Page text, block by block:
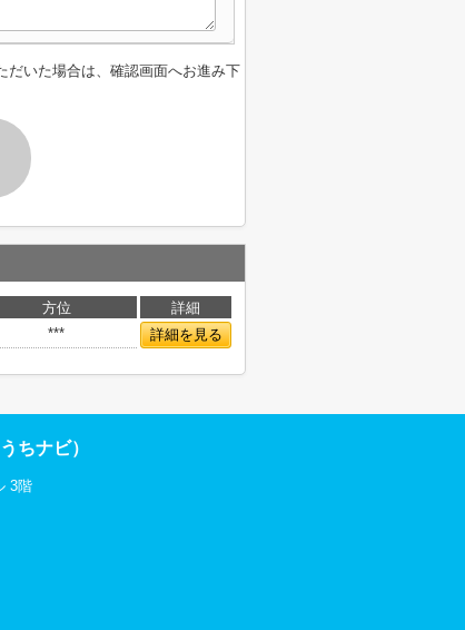
だいた場合は、確認画面へお進み下
方位
詳細
*** 詳細を見る
ちナビ）
3階